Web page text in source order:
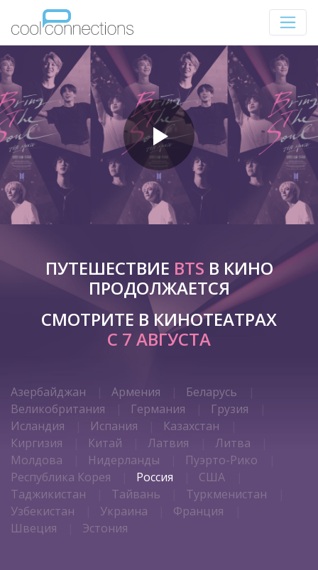
ПУТЕШЕСТВИЕ BTS В КИНО
ПРОДОЛЖАЕТСЯ
СМОТРИТЕ В КИНОТЕАТРАХ
С 7 АВГУСТА
Азербайджан Армения
Беларусь
Великобритания
Германия
Грузия
Исландия
Испания
Казахстан
Киргизия
Китай Латвия
Литва
Молдова
Нидерланды
Пуэрто-Рико
Республика Корея
Россия
США
Таджикистан
Тайвань
Туркменистан
Узбекистан
Украина
Франция
Швеция
Эстония